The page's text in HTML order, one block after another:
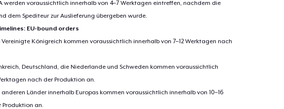
werden voraussichtlich innerhalb von 4–7 Werktagen eintreffen, nachdem die
dem Spediteur zur Auslieferung übergeben wurde.
EU-bound orders
Königreich kommen voraussichtlich innerhalb von 7–12 Werktagen nach
Deutschland, die Niederlande und Schweden kommen voraussichtlich
nach der Produktion an.
Länder innerhalb Europas kommen voraussichtlich innerhalb von 10–16
an.